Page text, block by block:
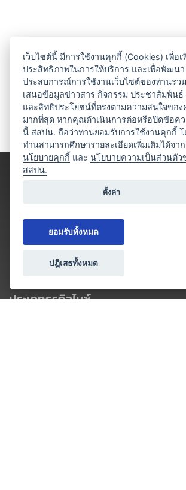
ประเภทธุรกิจไมซ์
เว็บไซต์นี้ มีการใช้งานคุกกี้ (Cookies) เพื่อเ
ประสิทธิภาพในการให้บริการ และเพื่อพัฒนา
ประสบการณ์การใช้งานเว็บไซต์ของท่านรว
เสนอข้อมูลข่าวสาร กิจกรรม ประชาสัมพันธ์
และสิทธิประโยชน์ที่ตรงตามความสนใจขอ
มากที่สุด หากคุณดำเนินการต่อหรือปิดข้อค
นี้ สสปน. ถือว่าท่านยอมรับการใช้งานคุกกี้ โ
ท่านสามารถศึกษารายละเอียดเพิ่มเติมได้จาก
นโยบายคุกกี้ และนโยบายความเป็นส่วนตัว
สสปน.
ตั้งค่า
ยอมรับทั้งหมด
ปฎิเสธทั้งหมด